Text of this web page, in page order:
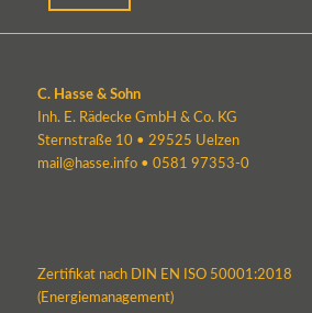
C. Hasse & Sohn
Inh. E. Rädecke GmbH & Co. KG
Sternstraße 10 • 29525 Uelzen
mail@hasse.info• 0581 97353-0
Zertifikat nach DIN EN ISO 50001:2018
(Energiemanagement)